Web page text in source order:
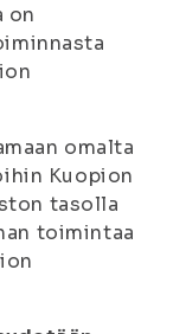
on
omalta
Kuopion
tasolla
toimintaa